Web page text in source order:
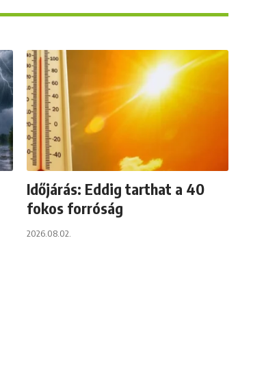
Időjárás: Eddig tarthat a 40
fokos forróság
2026.08.02.